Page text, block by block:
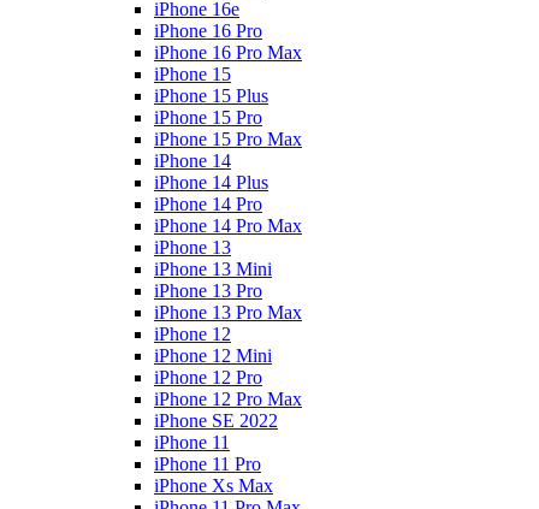
iPhone 16e
iPhone 16 Pro
iPhone 16 Pro Max
iPhone 15
iPhone 15 Plus
iPhone 15 Pro
iPhone 15 Pro Max
iPhone 14
iPhone 14 Plus
iPhone 14 Pro
iPhone 14 Pro Max
iPhone 13
iPhone 13 Mini
iPhone 13 Pro
iPhone 13 Pro Max
iPhone 12
iPhone 12 Mini
iPhone 12 Pro
iPhone 12 Pro Max
iPhone SE 2022
iPhone 11
iPhone 11 Pro
iPhone Xs Max